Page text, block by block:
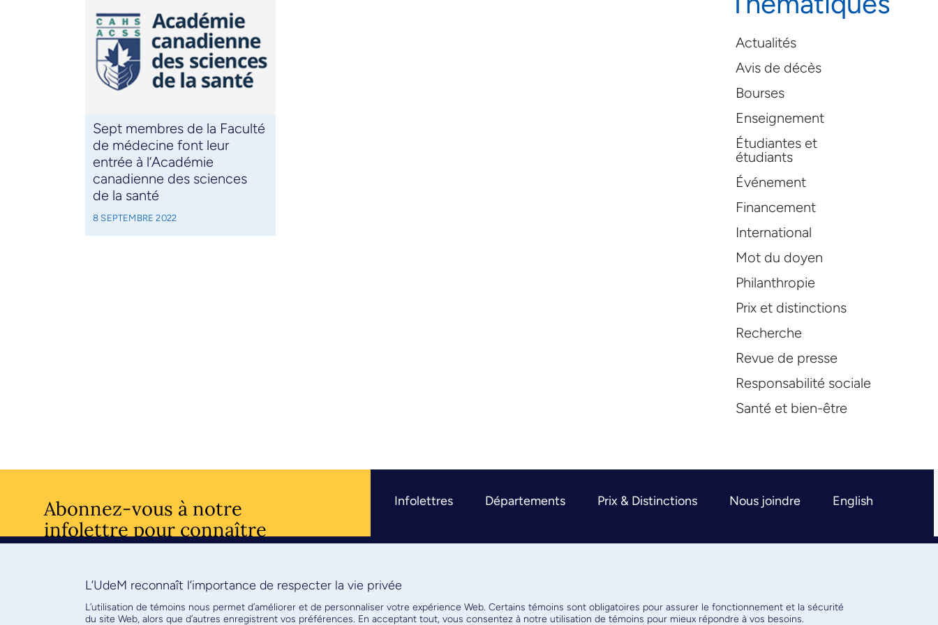
Sept membres de la Faculté
de médecine font leur
entrée à l’Académie
canadienne des sciences
de la santé
8 SEPTEMBRE 2022
Actualités
Avis de décès
Bourses
Enseignement
Étudiantes et
étudiants
Événement
Financement
International
Mot du doyen
Philanthropie
Prix et distinctions
Recherche
Revue de presse
Responsabilité sociale
Santé et bien-être
Abonnez-vous à notre
infolettre pour connaître
l’actualité facultaire
S'ABONNER
Infolettres Départements Prix & Distinctions Nous joindre English
L’UdeM reconnaît l’importance de respecter la vie privée
L’utilisation de témoins nous permet d’améliorer et de personnaliser votre expérience Web. Certains témoins sont obligatoires pour assurer le fonctionnement et la sécurité
du site Web, alors que d’autres enregistrent vos préférences. En acceptant tout, vous consentez à notre utilisation de témoins pour mieux répondre à vos besoins.